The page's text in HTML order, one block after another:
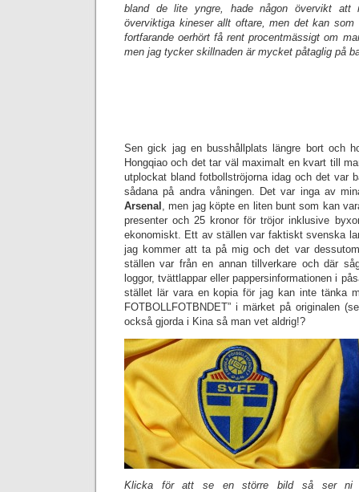
bland de lite yngre, hade någon övervikt att
överviktiga kineser allt oftare, men det kan
fortfarande oerhört få rent procentmässigt om
men jag tycker skillnaden är mycket påtaglig på
Sen gick jag en busshållplats längre bort och
Hongqiao och det tar väl maximalt en kvart till
utplockat bland fotbollströjorna idag och det var
sådana på andra våningen. Det var inga av
Arsenal , men jag köpte en liten bunt som kan
presenter och 25 kronor för tröjor inklusive
ekonomiskt. Ett av ställen var faktiskt svenska
jag kommer att ta på mig och det var
ställen var från en annan tillverkare och där
loggor, tvättlappar eller pappersinformationen i
stället lär vara en kopia för jag kan inte tänka
FOTBOLLFOTBNDET” i märket på originalen
också gjorda i Kina så man vet aldrig!?
Klicka för att se en större bild så ser ni